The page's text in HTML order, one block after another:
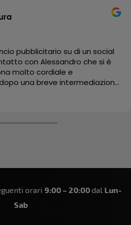
pubblicitario su di un social
con Alessandro che si è
molto cordiale e
una breve intermediazione
"Yin Yang"!!! che mi è stata
brevissimi data la
maniera impeccabile!!! è un
orari 9:00 – 20:00dal Lun-
Sab